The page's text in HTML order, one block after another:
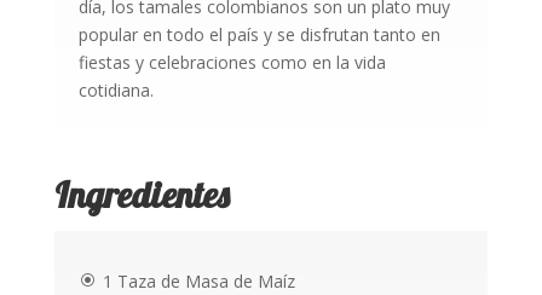
día, los tamales colombianos son un plato muy
popular en todo el país y se disfrutan tanto en
fiestas y celebraciones como en la vida
cotidiana.
Ingredientes
\ 1 Taza de Masa de Maíz